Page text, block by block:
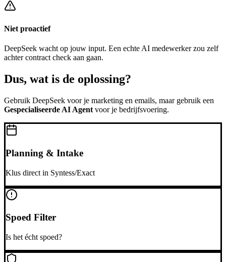
Niet proactief
DeepSeek wacht op jouw input. Een echte AI medewerker zou zelf
achtercontract check aan gaan.
Dus, wat is de oplossing?
Gebruik DeepSeek voor je marketing en emails, maar gebruik een
Gespecialiseerde AI Agent voor je bedrijfsvoering.
Planning & Intake
Klus direct in Syntess/Exact
Spoed Filter
Is het écht spoed?